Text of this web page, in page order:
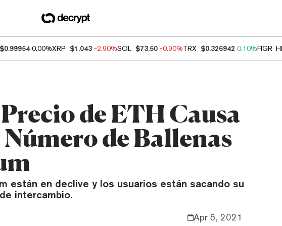
$0.99954 0.00%XRP $1.043 -2.90%SOL $73.50 -0.90%TRX $0.326942 0.10%
de ETH Causa
de Ballenas
están en declive y los usuarios están sacando su
intercambio.
Apr 5, 2021